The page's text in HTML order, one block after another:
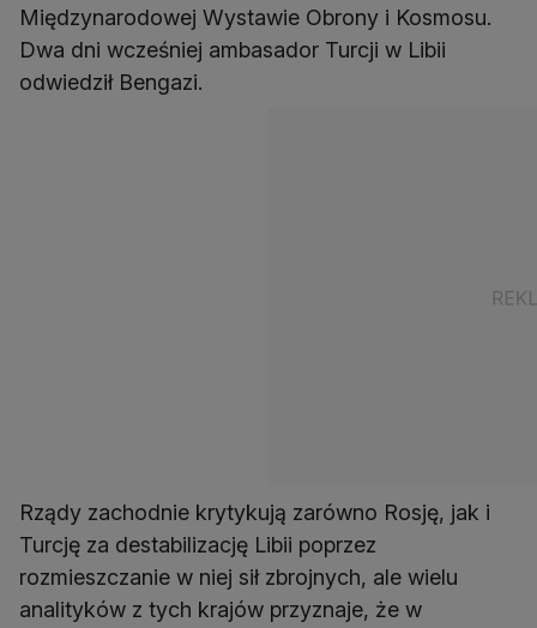
Międzynarodowej Wystawie Obrony i Kosmosu.
Dwa dni wcześniej ambasador Turcji w Libii
odwiedził Bengazi.
Rządy zachodnie krytykują zarówno Rosję, jak i
Turcję za destabilizację Libii poprzez
rozmieszczanie w niej sił zbrojnych, ale wielu
analityków z tych krajów przyznaje, że w